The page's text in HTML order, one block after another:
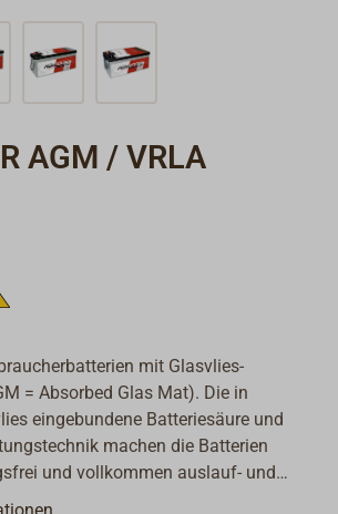
AGM / VRLA
mit Glasvlies-
= Absorbed Glas Mat). Die in
eingebundene Batteriesäure und
machen die Batterien
und vollkommen auslauf- und
Startkraft aber auch gute Eignung als